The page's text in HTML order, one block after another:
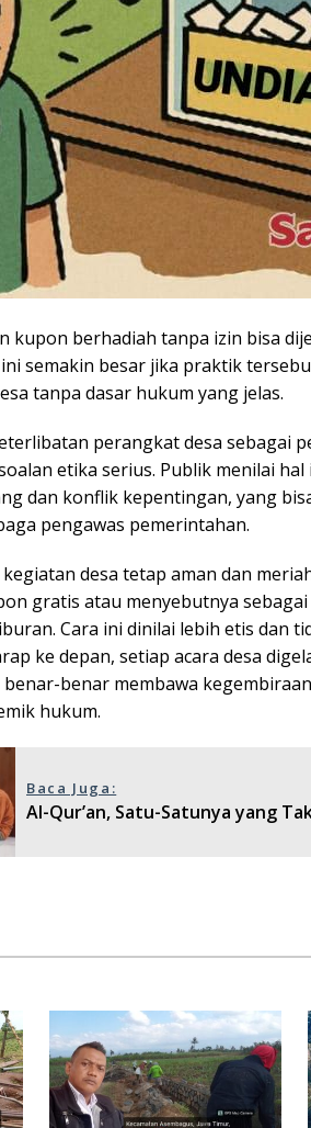
kupon berhadiah tanpa izin bisa
semakin besar jika praktik
tanpa dasar hukum yang jelas.
perangkat desa sebagai
etika serius. Publik menilai
dan konflik kepentingan, yang
pengawas pemerintahan.
desa tetap aman dan
gratis atau menyebutnya
Cara ini dinilai lebih etis dan
ke depan, setiap acara desa
benar membawa
hukum.
Baca Juga:
Al-Qur’an, Satu-Satunya yang